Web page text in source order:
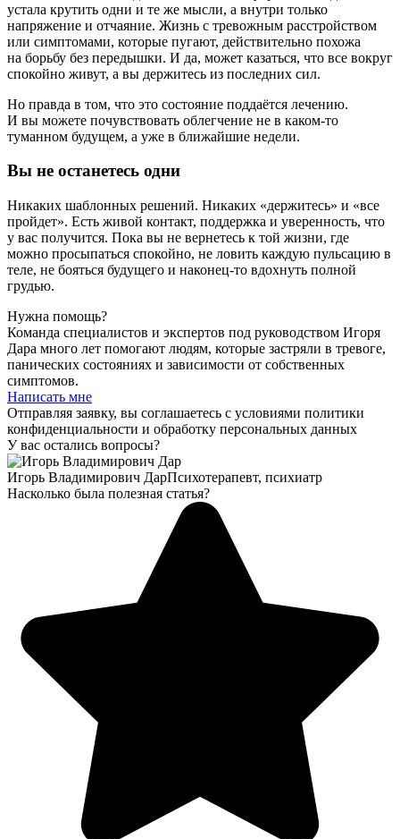
устала крутить одни и те же мысли, а внутри только
напряжение и отчаяние. Жизнь с тревожным расстройством
или симптомами, которые пугают, действительно похожа
на борьбу без передышки. И да, может казаться, что все вокруг
спокойно живут, а вы держитесь из последних сил.
Но правда в том, что это состояние поддаётся лечению.
И вы можете почувствовать облегчение не в каком‑то
туманном будущем, а уже в ближайшие недели.
Вы не останетесь одни
Никаких шаблонных решений. Никаких «держитесь» и «все
пройдет». Есть живой контакт, поддержка и уверенность, что
у вас получится. Пока вы не вернетесь к той жизни, где
можно просыпаться спокойно, не ловить каждую пульсацию в
теле, не бояться будущего и наконец-то вдохнуть полной
грудью.
Нужна помощь?
Команда специалистов и экспертов под руководством Игоря
Дара много лет помогают людям, которые застряли в тревоге,
панических состояниях и зависимости от собственных
симптомов.
Написать мне
Отправляя заявку, вы соглашаетесь с условиями политики
конфиденциальности и обработку персональных данных
У вас остались вопросы?
Игорь Владимирович ДарПсихотерапевт, психиатр
Насколько была полезная статья?